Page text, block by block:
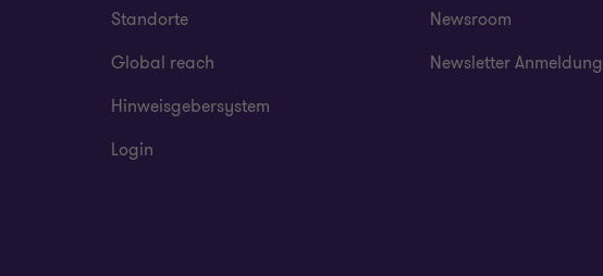
Standorte
Global reach
Hinweisgebersystem
Login
Newsroom
Newsletter Anmeldung